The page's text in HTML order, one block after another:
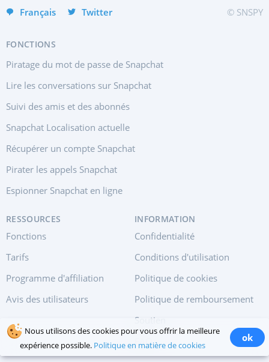
Français Twitter © SNSPY
FONCTIONS
Piratage du mot de passe de Snapchat
Lire les conversations sur Snapchat
Suivi des amis et des abonnés
Snapchat Localisation actuelle
Récupérer un compte Snapchat
Pirater les appels Snapchat
Espionner Snapchat en ligne
RESSOURCES
Fonctions
Tarifs
Programme d'affiliation
Avis des utilisateurs
INFORMATION
Confidentialité
Conditions d'utilisation
Politique de cookies
Politique de remboursement
Soutien
FAQ
Nous utilisons des cookies pour vous offrir la meilleure
expérience possible. Politique en matière de cookies
ok